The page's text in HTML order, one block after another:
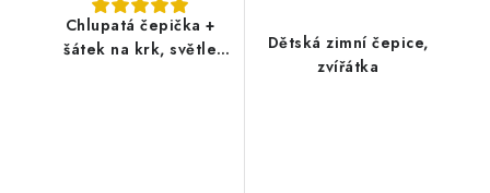
Chlupatá čepička +
šátek na krk, světle
Dětská zimní čepice,
zvířátka